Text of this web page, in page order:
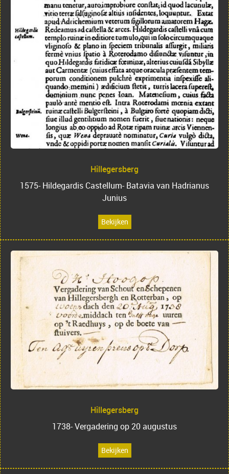
Hillegersberg
1575- Hildegardis Castellum- Batavia van Hadrianus
Junius
Bekijken
Hillegersberg
1738- Vergadering op 20 augustus
Bekijken